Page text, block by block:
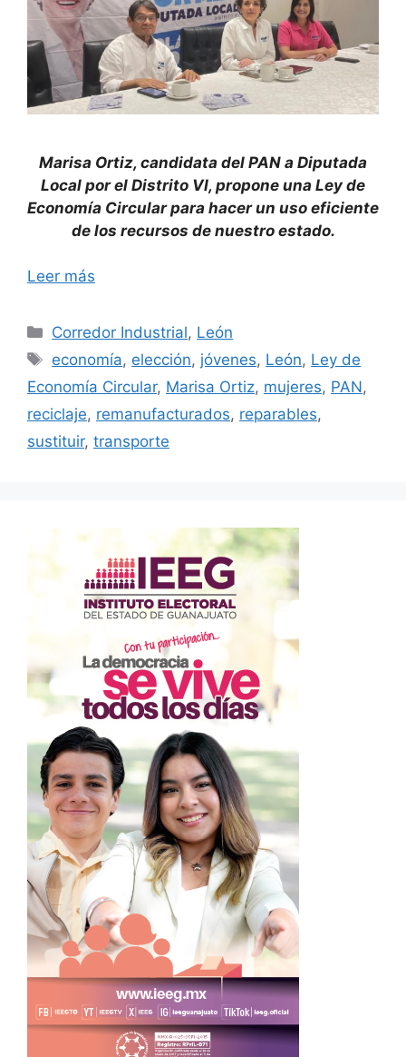
Marisa Ortiz, candidata del PAN a Diputada
Local por el Distrito VI, propone una Ley de
Economía Circular para hacer un uso eficiente
de los recursos de nuestro estado.
Leer más
Categorías
Corredor Industrial, León
Etiquetas
economía, elección, jóvenes, León, Ley de
Economía Circular, Marisa Ortiz, mujeres, PAN,
reciclaje, remanufacturados, reparables,
sustituir, transporte